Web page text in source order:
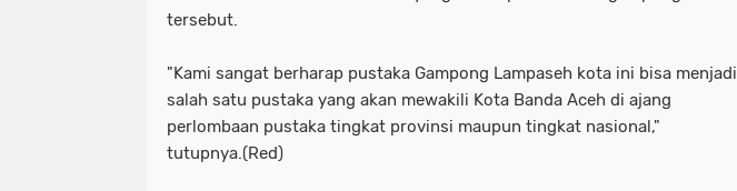
tersebut.
"Kami sangat berharap pustaka Gampong Lampaseh kota ini bisa menjadi
salah satu pustaka yang akan mewakili Kota Banda Aceh di ajang
perlombaan pustaka tingkat provinsi maupun tingkat nasional,"
tutupnya.(Red)